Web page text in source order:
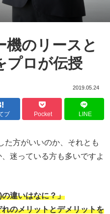
機のリースと
プロが伝授
2019.05.24
ブ Pocket LINE
た方がいいのか、それとも
迷っている方も多いですよ
違いはなに？」
のメリットとデメリットを